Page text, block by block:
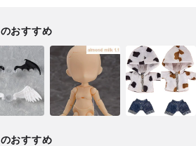
のおすすめ
のおすすめ